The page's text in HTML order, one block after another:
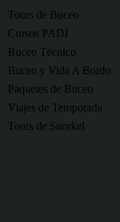
Tours de Buceo
Cursos PADI
Buceo Técnico
Buceo y Vida A Bordo
Paquetes de Buceo
Viajes de Temporada
Tours de Snorkel